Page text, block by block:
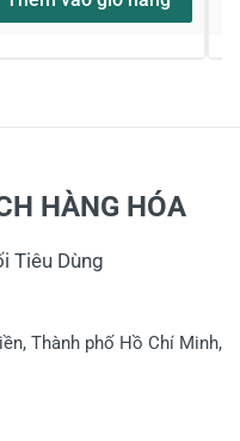
HÀNG HÓA
Tiêu Dùng
Thành phố Hồ Chí Minh,